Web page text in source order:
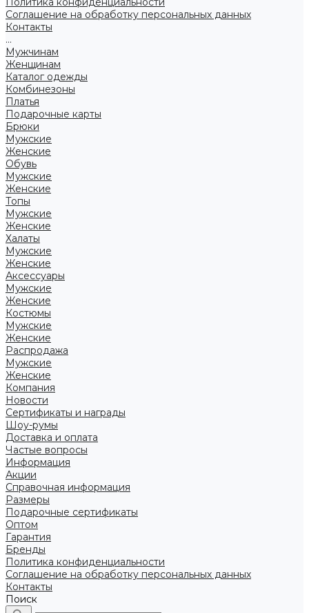
Соглашение на обработку персональных данных
Контакты
...
Мужчинам
Женщинам
Каталог одежды
Комбинезоны
Платья
Подарочные карты
Брюки
Мужские
Женские
Обувь
Мужские
Женские
Топы
Мужские
Женские
Халаты
Мужские
Женские
Аксессуары
Мужские
Женские
Костюмы
Мужские
Женские
Распродажа
Мужские
Женские
Компания
Новости
Сертификаты и награды
Шоу-румы
Доставка и оплата
Частые вопросы
Информация
Акции
Справочная информация
Размеры
Подарочные сертификаты
Оптом
Гарантия
Бренды
Политика конфиденциальности
Соглашение на обработку персональных данных
Контакты
Поиск